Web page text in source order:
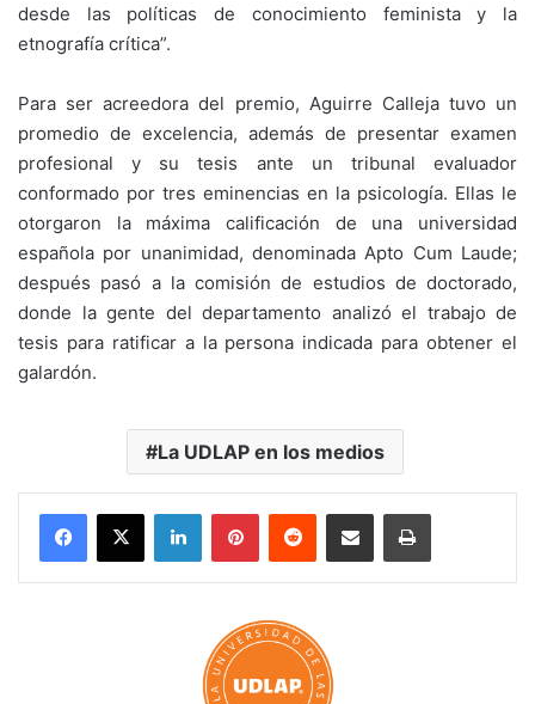
desde las políticas de conocimiento feminista y la
etnografía crítica”.
Para ser acreedora del premio, Aguirre Calleja tuvo un
promedio de excelencia, además de presentar examen
profesional y su tesis ante un tribunal evaluador
conformado por tres eminencias en la psicología. Ellas le
otorgaron la máxima calificación de una universidad
española por unanimidad, denominada Apto Cum Laude;
después pasó a la comisión de estudios de doctorado,
donde la gente del departamento analizó el trabajo de
tesis para ratificar a la persona indicada para obtener el
galardón.
La UDLAP en los medios
LinkedInPinterestReddit Share via Email Print